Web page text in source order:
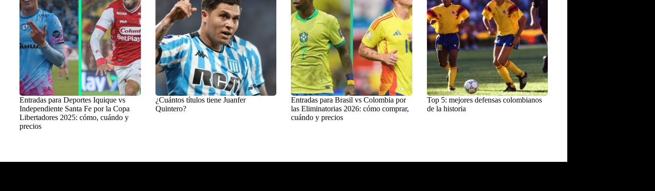
Entradas para Deportes Iquique vs
Independiente Santa Fe por la Copa
Libertadores 2025: cómo, cuándo y
precios
¿Cuántos títulos tiene Juanfer
Quintero?
Entradas para Brasil vs Colombia por
las Eliminatorias 2026: cómo comprar,
cuándo y precios
Top 5: mejores defensas colombianos
de la historia